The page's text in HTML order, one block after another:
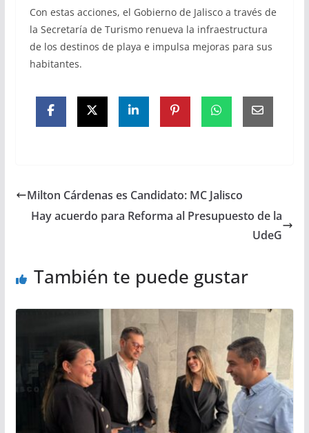
Con estas acciones, el Gobierno de Jalisco a través de
la Secretaría de Turismo renueva la infraestructura
de los destinos de playa e impulsa mejoras para sus
habitantes.
Milton Cárdenas es Candidato: MC Jalisco
Hay acuerdo para Reforma al Presupuesto de la
UdeG
También te puede gustar